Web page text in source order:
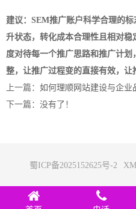
建议：SEM推广账户科学合理的
升状态，转化成本合理性且相对
度对待每一个推广思路和推广计
整，让推广过程变的直接有效，让
上一篇： 如何理顺网站建设与企业
下一篇：没有了！
蜀ICP备2025152625号-2